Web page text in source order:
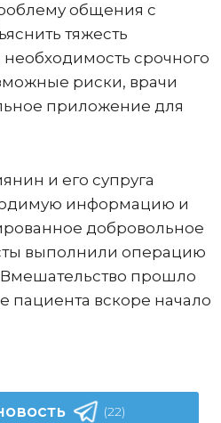
общения с
тяжесть
срочного
риски, врачи
приложение для
и его супруга
информацию и
добровольное
выполнили операцию
Вмешательство прошло
пациента вскоре начало
(22)